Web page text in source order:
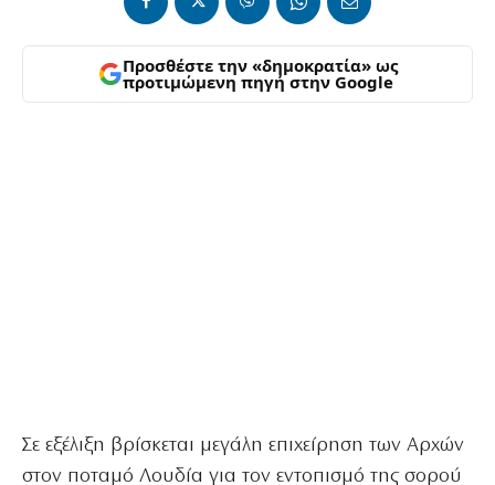
Προσθέστε την «δημοκρατία» ως
προτιμώμενη πηγή στην Google
Σε εξέλιξη βρίσκεται μεγάλη επιχείρηση των Αρχών
στον ποταμό Λουδία για τον εντοπισμό της σορού